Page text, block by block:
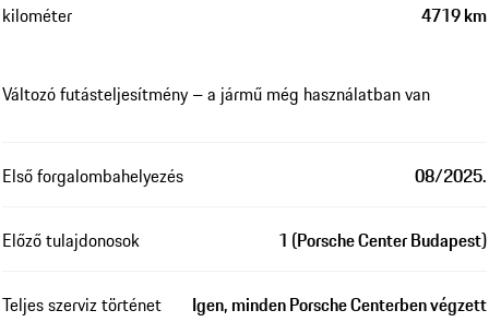
kilométer 4719 km
Változó futásteljesítmény – a jármű még használatban van
Első forgalombahelyezés 08/2025.
Előző tulajdonosok 1 (Porsche Center Budapest)
Teljes szerviz történet
Igen, minden Porsche Centerben végzett